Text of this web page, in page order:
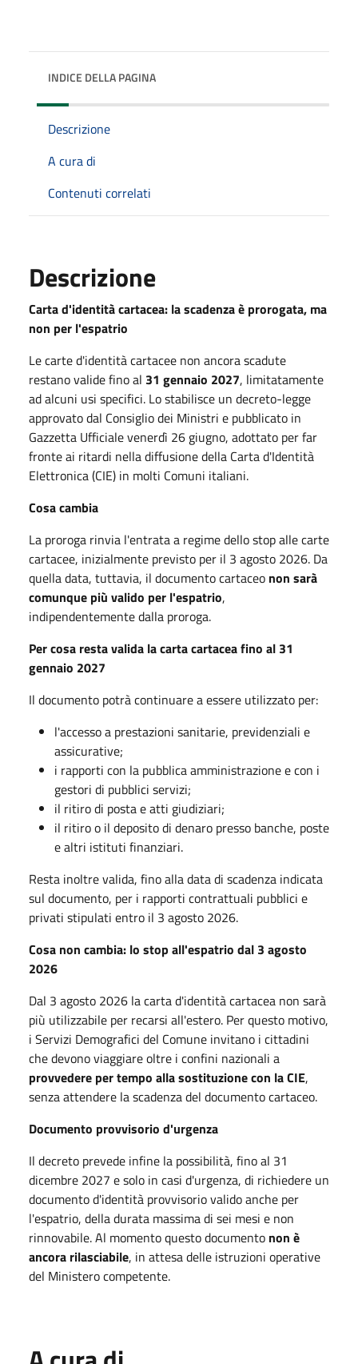
INDICE DELLA PAGINA
Descrizione
A cura di
Contenuti correlati
Descrizione
Carta d'identità cartacea: la scadenza è prorogata, ma
non per l'espatrio
Le carte d'identità cartacee non ancora scadute
restano valide fino al 31 gennaio 2027, limitatamente
ad alcuni usi specifici. Lo stabilisce un decreto-legge
approvato dal Consiglio dei Ministri e pubblicato in
Gazzetta Ufficiale venerdì 26 giugno, adottato per far
fronte ai ritardi nella diffusione della Carta d'Identità
Elettronica (CIE) in molti Comuni italiani.
Cosa cambia
La proroga rinvia l'entrata a regime dello stop alle carte
cartacee, inizialmente previsto per il 3 agosto 2026. Da
quella data, tuttavia, il documento cartaceo non sarà
comunque più valido per l'espatrio,
indipendentemente dalla proroga.
Per cosa resta valida la carta cartacea fino al 31
gennaio 2027
Il documento potrà continuare a essere utilizzato per:
l'accesso a prestazioni sanitarie, previdenziali e
assicurative;
i rapporti con la pubblica amministrazione e con i
gestori di pubblici servizi;
il ritiro di posta e atti giudiziari;
il ritiro o il deposito di denaro presso banche, poste
e altri istituti finanziari.
Resta inoltre valida, fino alla data di scadenza indicata
sul documento, per i rapporti contrattuali pubblici e
privati stipulati entro il 3 agosto 2026.
Cosa non cambia: lo stop all'espatrio dal 3 agosto
2026
Dal 3 agosto 2026 la carta d'identità cartacea non sarà
più utilizzabile per recarsi all'estero. Per questo motivo,
i Servizi Demografici del Comune invitano i cittadini
che devono viaggiare oltre i confini nazionali a
provvedere per tempo alla sostituzione con la CIE,
senza attendere la scadenza del documento cartaceo.
Documento provvisorio d'urgenza
Il decreto prevede infine la possibilità, fino al 31
dicembre 2027 e solo in casi d'urgenza, di richiedere un
documento d'identità provvisorio valido anche per
l'espatrio, della durata massima di sei mesi e non
rinnovabile. Al momento questo documento non è
ancora rilasciabile, in attesa delle istruzioni operative
del Ministero competente.